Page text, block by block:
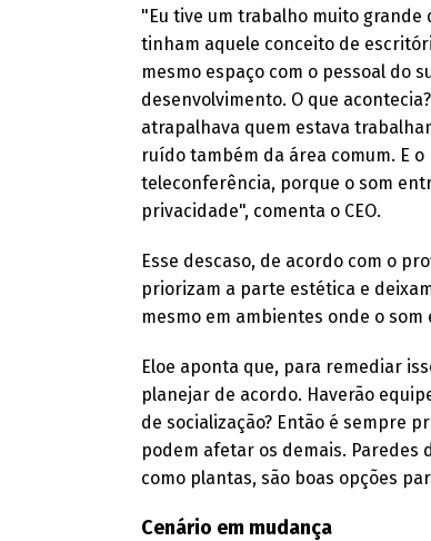
"Eu tive um trabalho muito grande
tinham aquele conceito de
mesmo espaço com o pessoal do
desenvolvimento. O que
atrapalhava quem estava
ruído também da área comum. E
teleconferência, porque o som
privacidade", comenta o CEO.
Esse descaso, de acordo com o
priorizam a parte estética e
mesmo em ambientes onde o
Eloe aponta que, para remediar
planejar de acordo. Haverão
de socialização? Então é sempre
podem afetar os demais. Paredes
como plantas, são boas opções
Cenário em mudança